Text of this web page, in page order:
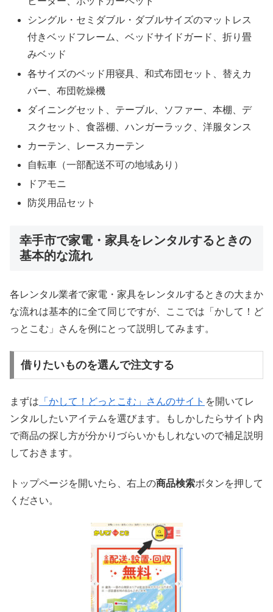
シングル・セミダブル・ダブルサイズのマットレス
付きベッドフレーム、ベッドサイドガード、折り畳
みベッド
各サイズのベッド用寝具、和式布団セット、替えカ
バー、布団乾燥機
ダイニングセット、テーブル、ソファー、本棚、デ
スクセット、食器棚、ハンガーラック、洋服タンス
カーテン、レースカーテン
自転車（一部配送不可の地域あり）
ドアモニ
防災用品セット
幸手市で家電・家具をレンタルするときの
基本的な流れ
各レンタル業者で家電・家具をレンタルするときの大まか
な流れは基本的に全て同じですが、ここでは「かして！ど
っとこむ」さんを例にとって説明してみます。
借りたいものを選んで注文する
まずは 「かして！どっとこむ」さんのサイト を開いてレ
ンタルしたいアイテムを選びます。もしかしたらサイト内
で商品の探し方が分かりづらいかもしれないので補足説明
しておきます。
トップページを開いたら、右上の商品検索ボタンを押して
ください。